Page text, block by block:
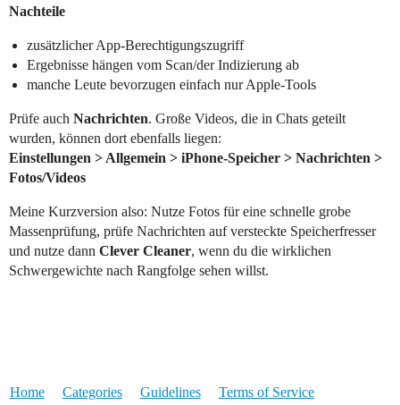
Nachteile
zusätzlicher App-Berechtigungszugriff
Ergebnisse hängen vom Scan/der Indizierung ab
manche Leute bevorzugen einfach nur Apple-Tools
Prüfe auch Nachrichten. Große Videos, die in Chats geteilt
wurden, können dort ebenfalls liegen:
Einstellungen > Allgemein > iPhone-Speicher > Nachrichten >
Fotos/Videos
Meine Kurzversion also: Nutze Fotos für eine schnelle grobe
Massenprüfung, prüfe Nachrichten auf versteckte Speicherfresser
und nutze dann Clever Cleaner, wenn du die wirklichen
Schwergewichte nach Rangfolge sehen willst.
Home Categories Guidelines Terms of Service